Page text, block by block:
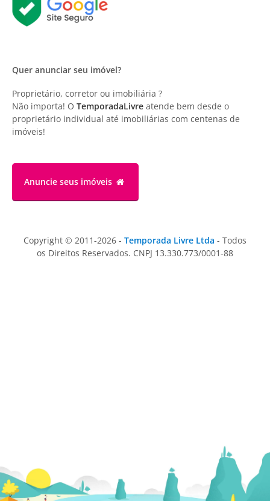
Quer anunciar seu imóvel?
Proprietário, corretor ou imobiliária ?
Não importa! O TemporadaLivre atende bem desde o
proprietário individual até imobiliárias com centenas de
imóveis!
Anuncie seus imóveis
Copyright © 2011-2026 - Temporada Livre Ltda - Todos
os Direitos Reservados. CNPJ 13.330.773/0001-88